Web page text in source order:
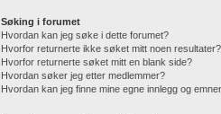
Søking i forumet
Hvordan kan jeg søke i dette forumet?
Hvorfor returnerte ikke søket mitt noen resultater?
Hvorfor returnerte søket mitt en blank side?
Hvordan søker jeg etter medlemmer?
Hvordan kan jeg finne mine egne innlegg og